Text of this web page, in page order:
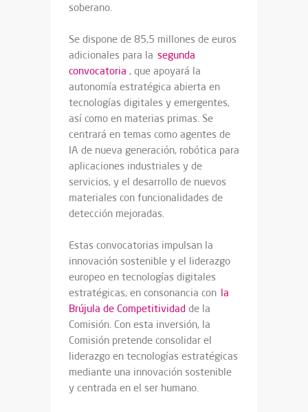
soberano.
Se dispone de 85,5 millones de euros
adicionales para la segunda
convocatoria , que apoyará la
autonomía estratégica abierta en
tecnologías digitales y emergentes,
así como en materias primas. Se
centrará en temas como agentes de
IA de nueva generación, robótica para
aplicaciones industriales y de
servicios, y el desarrollo de nuevos
materiales con funcionalidades de
detección mejoradas.
Estas convocatorias impulsan la
innovación sostenible y el liderazgo
europeo en tecnologías digitales
estratégicas, en consonancia con la
Brújula de Competitividad de la
Comisión. Con esta inversión, la
Comisión pretende consolidar el
liderazgo en tecnologías estratégicas
mediante una innovación sostenible
y centrada en el ser humano.